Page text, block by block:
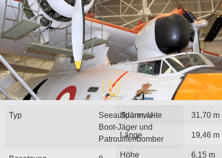
Typ
Seeaufklärer, U-
Boot-Jäger und
Patrouillenbomber
Spannweite 31,70 m
Länge 19,46 m
Höhe 6,15 m